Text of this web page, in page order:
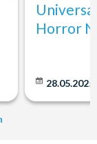
Horror
28.05.2025